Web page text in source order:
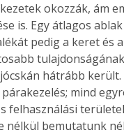
okozzák, ám
is. Egy átlagos
pedig a keret és
hátrább került.
mind
felhasználási
nélkül bemutatunk